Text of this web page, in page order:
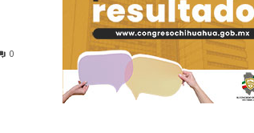
0